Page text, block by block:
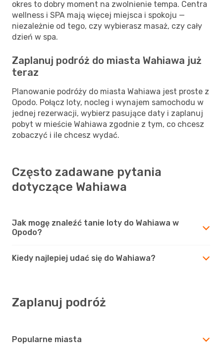
okres to dobry moment na zwolnienie tempa. Centra
wellness i SPA mają więcej miejsca i spokoju —
niezależnie od tego, czy wybierasz masaż, czy cały
dzień w spa.
Zaplanuj podróż do miasta Wahiawa już
teraz
Planowanie podróży do miasta Wahiawa jest proste z
Opodo. Połącz loty, nocleg i wynajem samochodu w
jednej rezerwacji, wybierz pasujące daty i zaplanuj
pobyt w mieście Wahiawa zgodnie z tym, co chcesz
zobaczyć i ile chcesz wydać.
Często zadawane pytania
dotyczące Wahiawa
Jak mogę znaleźć tanie loty do Wahiawa w
Opodo?
Kiedy najlepiej udać się do Wahiawa?
Zaplanuj podróż
Popularne miasta